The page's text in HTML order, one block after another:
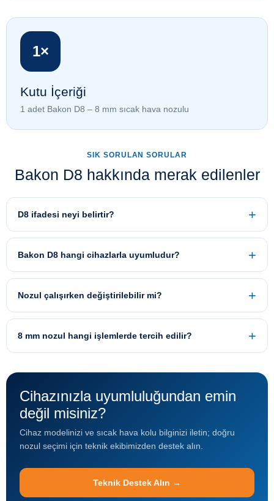
1×
Kutu İçeriği
1 adet Bakon D8 – 8 mm sıcak hava nozulu
SIK SORULAN SORULAR
Bakon D8 hakkında merak edilenler
D8 ifadesi neyi belirtir?
Bakon D8 hangi cihazlarla uyumludur?
Nozul çalışırken değiştirilebilir mi?
8 mm nozul hangi işlemlerde tercih edilir?
Cihazınızla uyumluluğundan emin
değil misiniz?
Cihaz modelinizi ve sıcak hava kolu bilginizi iletin; doğru
nozul seçimi için teknik ekibimizden destek alın.
Teknik Destek Alın →